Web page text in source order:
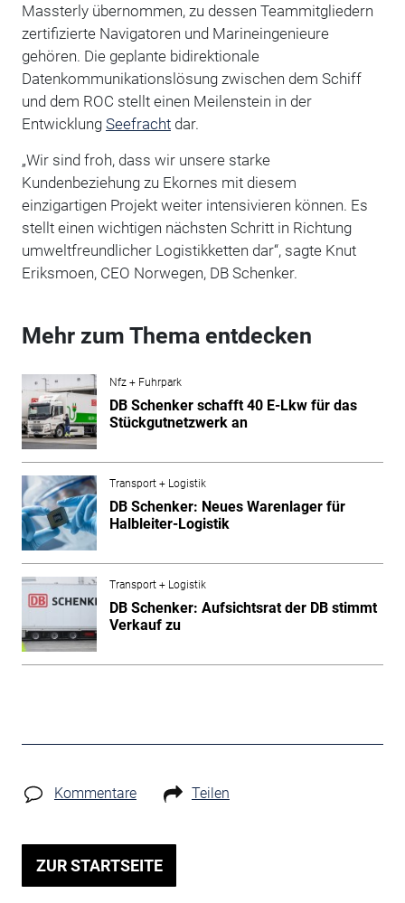
Massterly übernommen, zu dessen Teammitgliedern
zertifizierte Navigatoren und Marineingenieure
gehören. Die geplante bidirektionale
Datenkommunikationslösung zwischen dem Schiff
und dem ROC stellt einen Meilenstein in der
Entwicklung Seefrachtdar.
„Wir sind froh, dass wir unsere starke
Kundenbeziehung zu Ekornes mit diesem
einzigartigen Projekt weiter intensivieren können. Es
stellt einen wichtigen nächsten Schritt in Richtung
umweltfreundlicher Logistikketten dar“, sagte Knut
Eriksmoen, CEO Norwegen, DB Schenker.
Mehr zum Thema entdecken
Nfz + Fuhrpark
DB Schenker schafft 40 E-Lkw für das
Stückgutnetzwerk an
Transport + Logistik
DB Schenker: Neues Warenlager für
Halbleiter-Logistik
Transport + Logistik
DB Schenker: Aufsichtsrat der DB stimmt
Verkauf zu
Kommentare Teilen
ZUR STARTSEITE